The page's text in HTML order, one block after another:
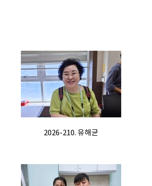
2026-210. 유해균